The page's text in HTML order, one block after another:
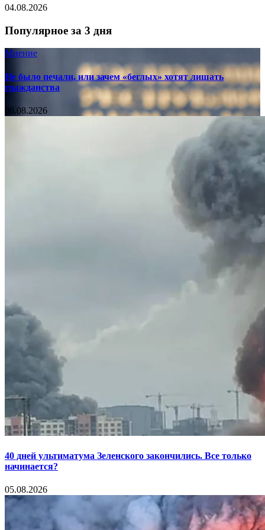
04.08.2026
Популярное за 3 дня
Мнение
Не было печали, или зачем «беглых» хотят лишать
гражданства
06.08.2026
40 дней ультиматума Зеленского закончились. Все только
начинается?
05.08.2026